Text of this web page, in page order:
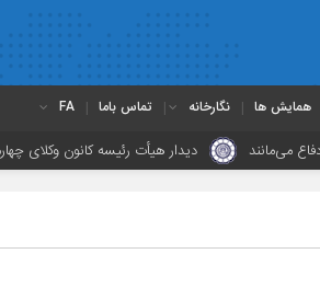
همایش ها نگارخانه تماس باما FA
دیدار هیأت رئیسه کانون وکلای چهارمحال و بختیاری با